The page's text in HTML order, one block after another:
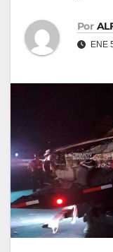
Por
ENE